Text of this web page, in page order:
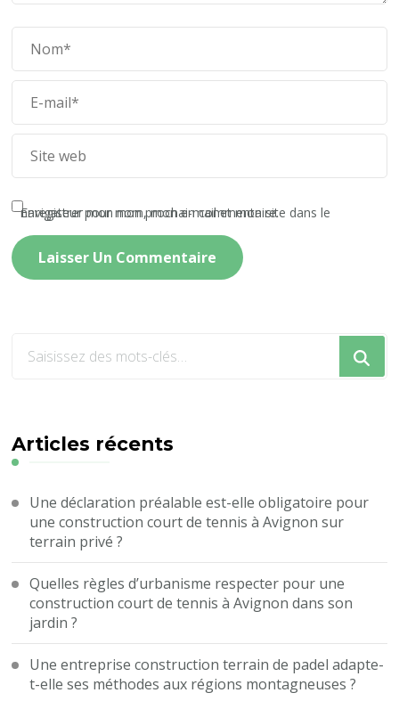
Enregistrer mon nom, mon e-mail et mon site dans le navigateur pour mon prochain commentaire.
recherchiez
?
Articles récents
Une déclaration préalable est-elle obligatoire pour
une construction court de tennis à Avignon sur
terrain privé ?
Quelles règles d’urbanisme respecter pour une
construction court de tennis à Avignon dans son
jardin ?
Une entreprise construction terrain de padel adapte-
t-elle ses méthodes aux régions montagneuses ?